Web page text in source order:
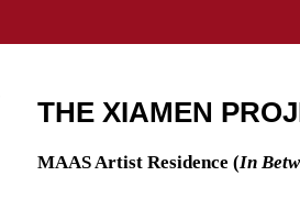
THE XIAMEN
MAAS Artist Residence (In